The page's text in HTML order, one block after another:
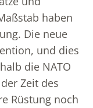
haben
Die neue
und dies
die NATO
Zeit des
Rüstung noch